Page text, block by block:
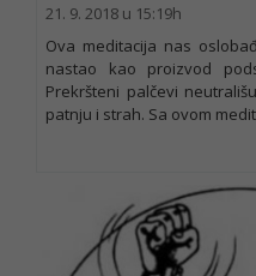
21. 9. 2018 u 15:19h
Ova meditacija nas
nastao kao proizvod
Prekršteni palčevi
patnju i strah. Sa ovom